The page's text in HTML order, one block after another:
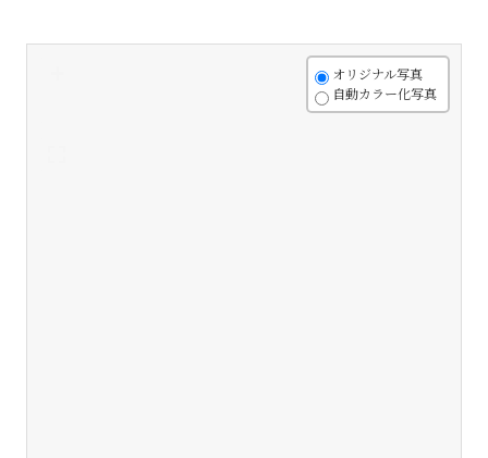
オリジナル写真
自動カラー化写真